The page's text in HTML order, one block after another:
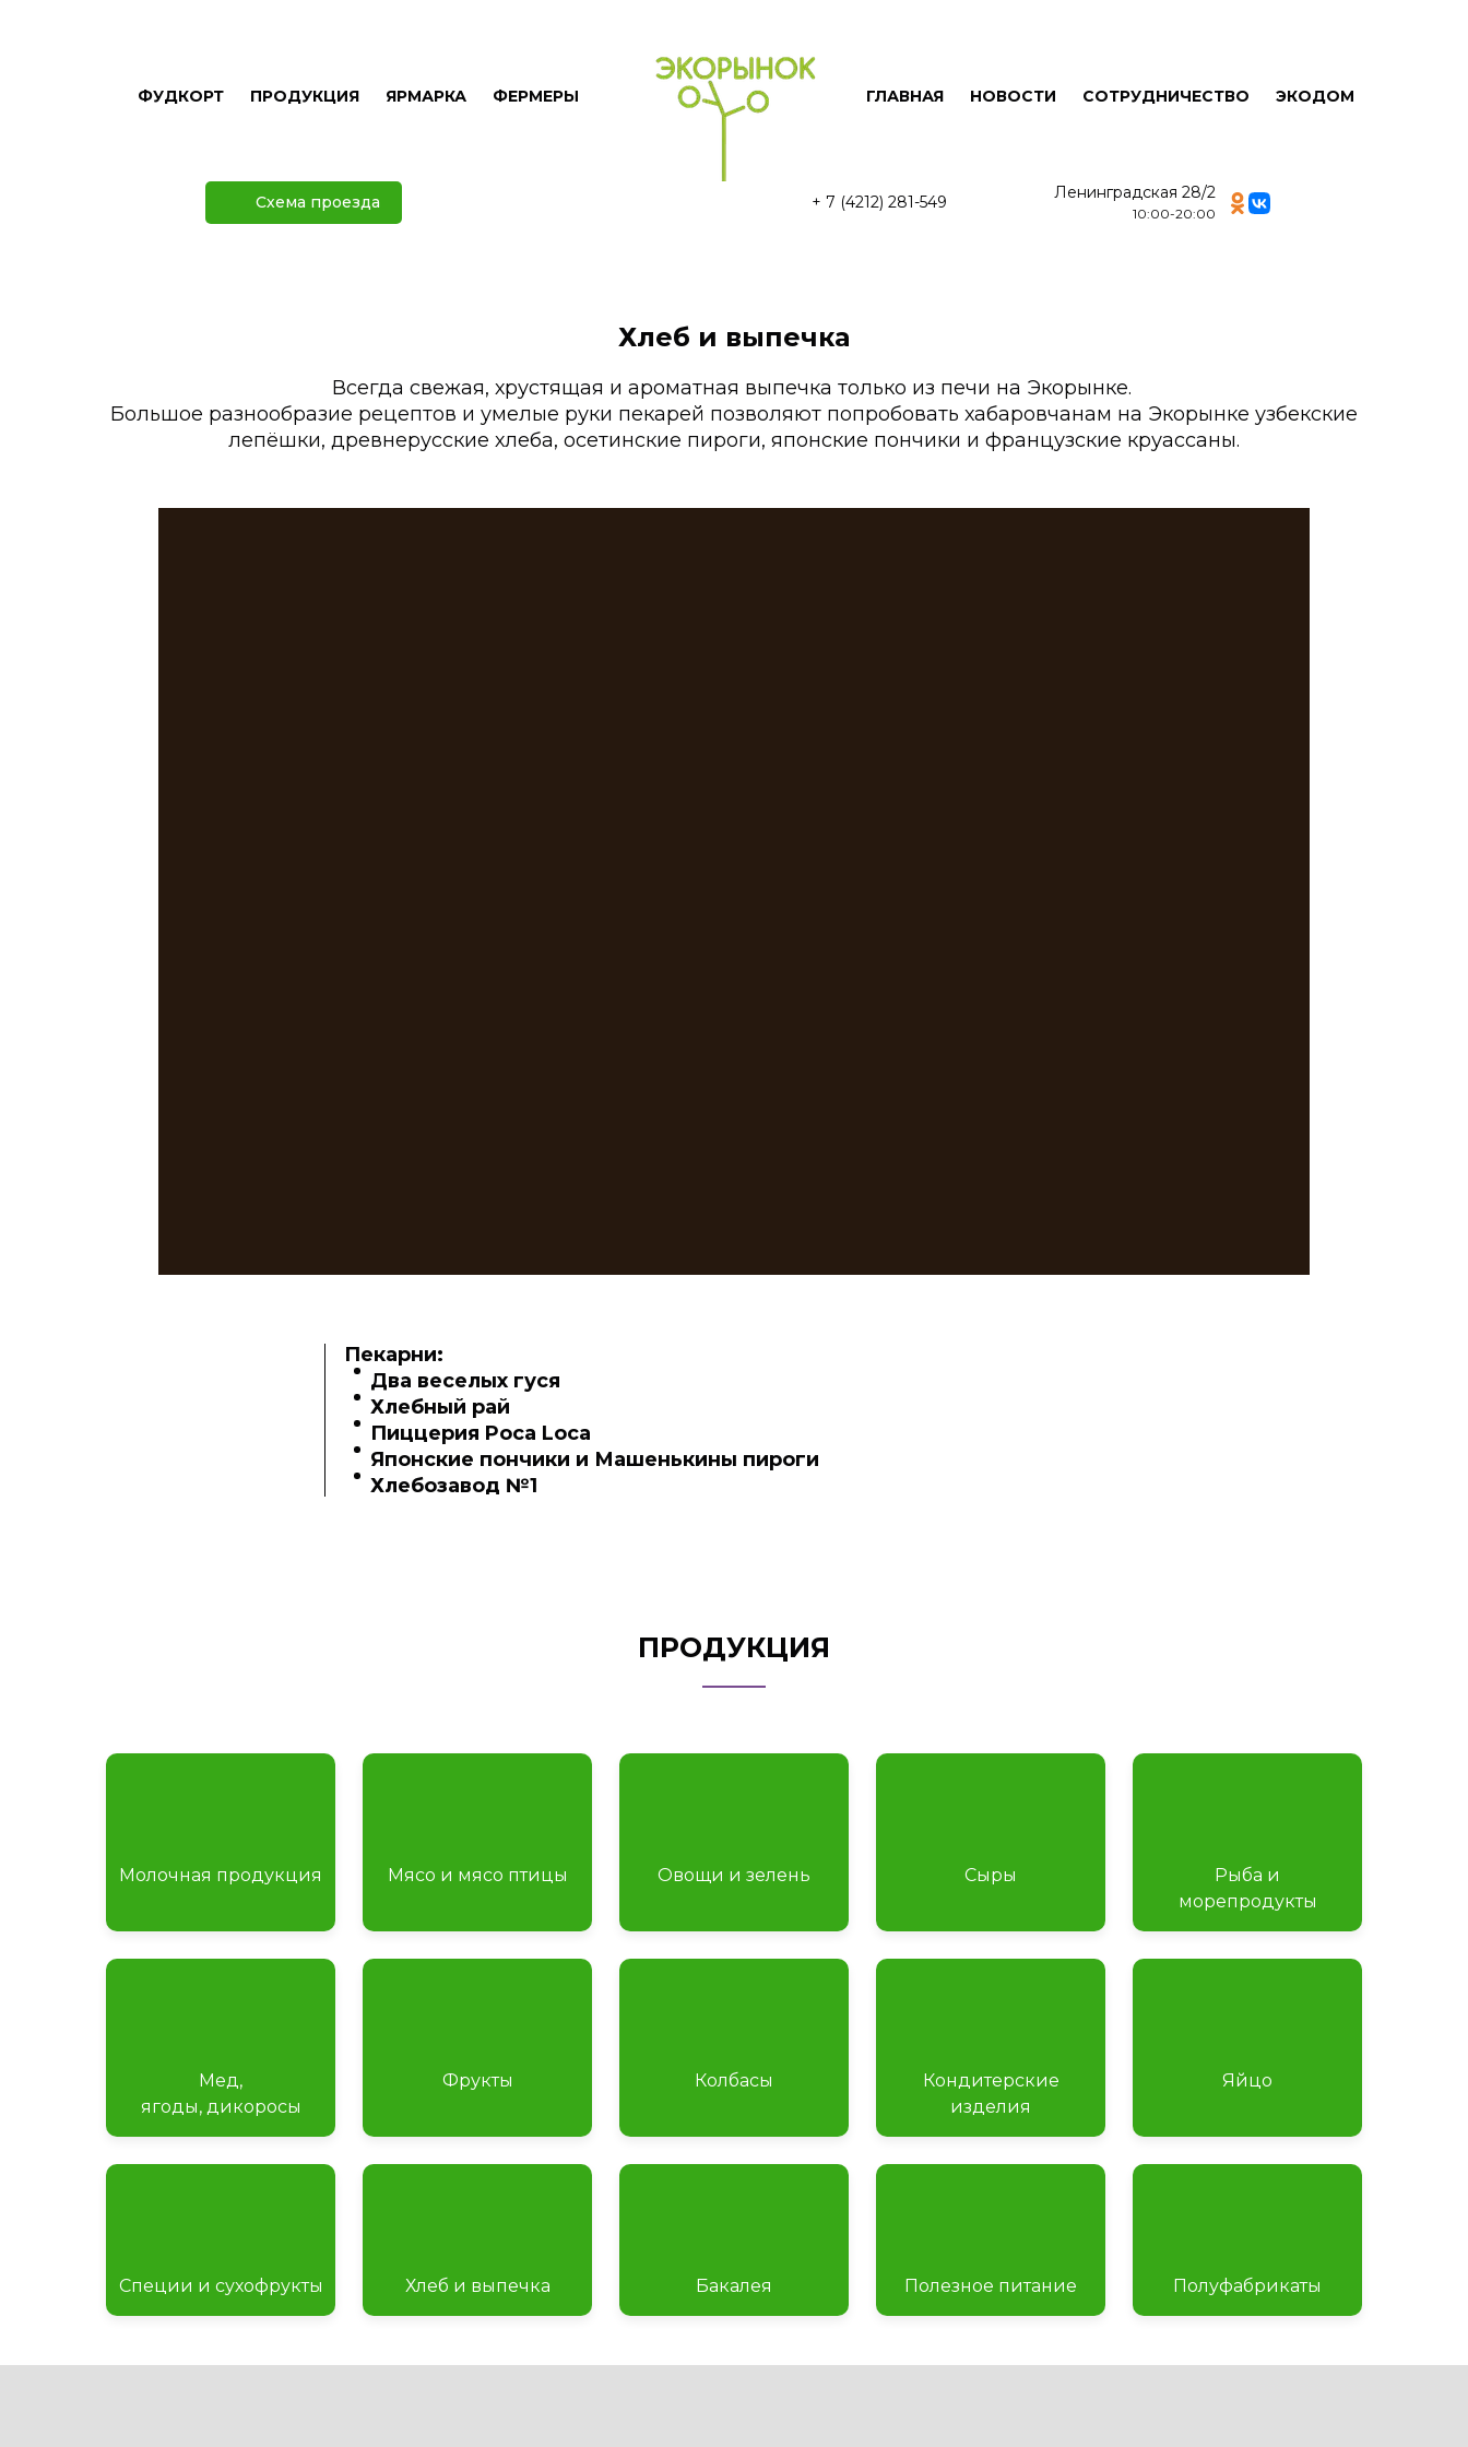
ФУДКОРТ ПРОДУКЦИЯ ЯРМАРКА ФЕРМЕРЫ ГЛАВНАЯ НОВОСТИ СОТРУДНИЧЕСТВО ЭКОДОМ
Схема проезда + 7 (4212) 281-549 Ленинградская 28/2
10:00-20:00
Хлеб и выпечка
Всегда свежая, хрустящая и ароматная выпечка только из печи на Экорынке.
Большое разнообразие рецептов и умелые руки пекарей позволяют попробовать хабаровчанам на Экорынке узбекские
лепёшки, древнерусские хлеба, осетинские пироги, японские пончики и французские круассаны.
Пекарни:
Два веселых гуся
Хлебный рай
Пиццерия Poca Loca
Японские пончики и Машенькины пироги
Хлебозавод №1
ПРОДУКЦИЯ
Молочная продукция Мясо и мясо птицы Овощи и зелень Сыры
Рыба и
морепродукты
Мед,
ягоды, дикоросы
Фрукты Колбасы
Кондитерские
изделия
Яйцо
Специи и сухофрукты Хлеб и выпечка Бакалея Полезное питание Полуфабрикаты